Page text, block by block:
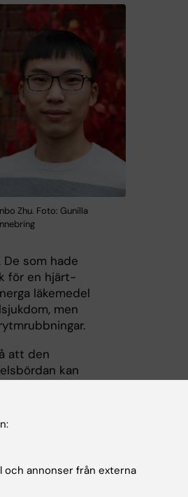
Zhu. Foto: Gunilla
De som hade
för en hjärt-
läkemedel
men
att den
kan
alltid ska
bör
för
och annonser från externa